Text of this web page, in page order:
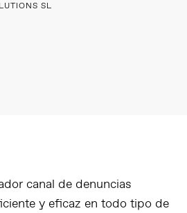
SL
canal de denuncias
y eficaz en todo tipo de